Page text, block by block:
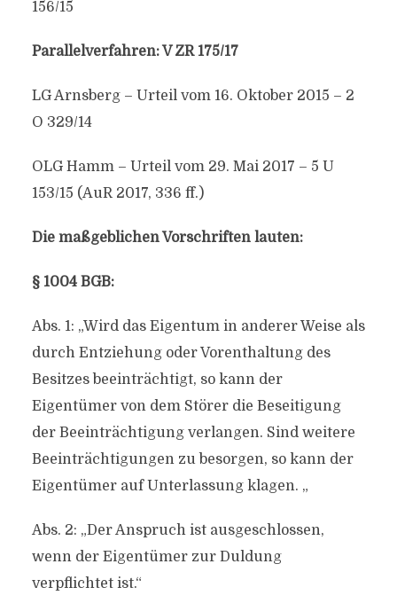
156/15
Parallelverfahren: V ZR 175/17
LG Arnsberg – Urteil vom 16. Oktober 2015 – 2
O 329/14
OLG Hamm – Urteil vom 29. Mai 2017 – 5 U
153/15 (AuR 2017, 336 ff.)
Die maßgeblichen Vorschriften lauten:
§ 1004 BGB:
Abs. 1: „Wird das Eigentum in anderer Weise als
durch Entziehung oder Vorenthaltung des
Besitzes beeinträchtigt, so kann der
Eigentümer von dem Störer die Beseitigung
der Beeinträchtigung verlangen. Sind weitere
Beeinträchtigungen zu besorgen, so kann der
Eigentümer auf Unterlassung klagen. „
Abs. 2: „Der Anspruch ist ausgeschlossen,
wenn der Eigentümer zur Duldung
verpflichtet ist.“